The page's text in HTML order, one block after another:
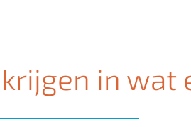
in wat